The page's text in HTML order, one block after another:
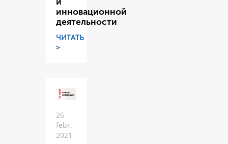
инновационной
деятельности
ЧИТАТЬ
>
26
febr.
2021